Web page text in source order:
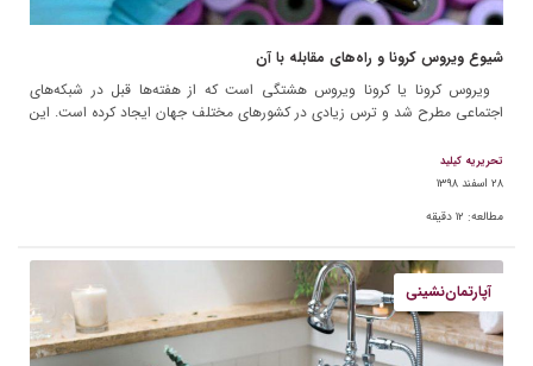
شیوع ویروس کرونا و راه‌های مقابله با آن
ویروس کرونا یا کرونا ویروس هشتگی است که از هفته‌ها قبل در شبکه‌های
اجتماعی مطرح شد و ترس زیادی در کشورهای مختلف جهان ایجاد کرده است. این
تحریریه کیلید
۲۸ اسفند ۱۳۹۸
مطالعه: ۱۲ دقیقه
آپارتمان‌نشینی